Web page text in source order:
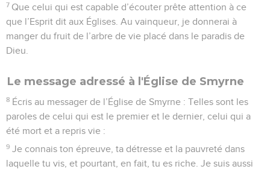
7 Que celui qui est capable d’écouter prête attention à ce
que l’Esprit dit aux Églises. Au vainqueur, je donnerai à
manger du fruit de l’arbre de vie placé dans le paradis de
Dieu.
Le message adressé à l'Église de Smyrne
8 Écris au messager de l’Église de Smyrne : Telles sont les
paroles de celui qui est le premier et le dernier, celui qui a
été mort et a repris vie :
9 Je connais ton épreuve, ta détresse et la pauvreté dans
laquelle tu vis, et pourtant, en fait, tu es riche. Je suis aussi